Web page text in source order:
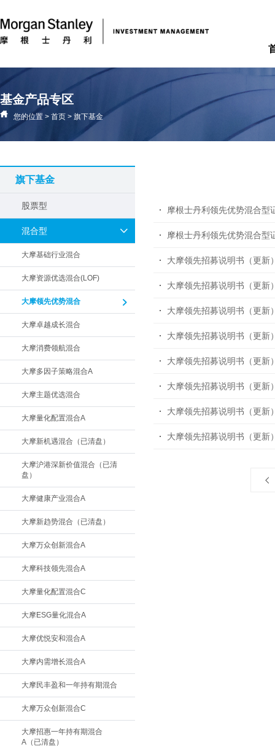
基金产品专区
您的位置 > 首页 > 旗下基金
旗下基金
股票型
混合型
大摩基础行业混合
大摩资源优选混合(LOF)
大摩领先优势混合
大摩卓越成长混合
大摩消费领航混合
大摩多因子策略混合A
大摩主题优选混合
大摩量化配置混合A
大摩新机遇混合（已清盘）
大摩沪港深新价值混合（已清
盘）
大摩健康产业混合A
大摩新趋势混合（已清盘）
大摩万众创新混合A
大摩科技领先混合A
大摩量化配置混合C
大摩ESG量化混合A
大摩优悦安和混合A
大摩内需增长混合A
大摩民丰盈和一年持有期混合
大摩万众创新混合C
大摩招惠一年持有期混合
A（已清盘）
摩根士丹利领先优势混合型
摩根士丹利领先优势混合型
大摩领先招募说明书（更新
大摩领先招募说明书（更新
大摩领先招募说明书（更新
大摩领先招募说明书（更新
大摩领先招募说明书（更新
大摩领先招募说明书（更新
大摩领先招募说明书（更新
大摩领先招募说明书（更新